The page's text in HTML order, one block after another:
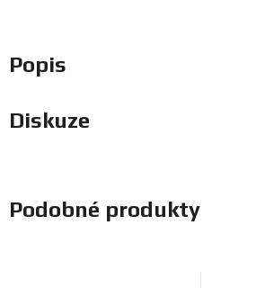
Popis
Diskuze
Podobné produkty